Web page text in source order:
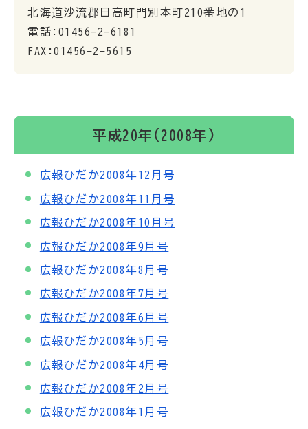
北海道沙流郡日高町門別本町210番地の1
電話:01456-2-6181
FAX:01456-2-5615
平成20年(2008年)
広報ひだか2008年12月号
広報ひだか2008年11月号
広報ひだか2008年10月号
広報ひだか2008年9月号
広報ひだか2008年8月号
広報ひだか2008年7月号
広報ひだか2008年6月号
広報ひだか2008年5月号
広報ひだか2008年4月号
広報ひだか2008年2月号
広報ひだか2008年1月号